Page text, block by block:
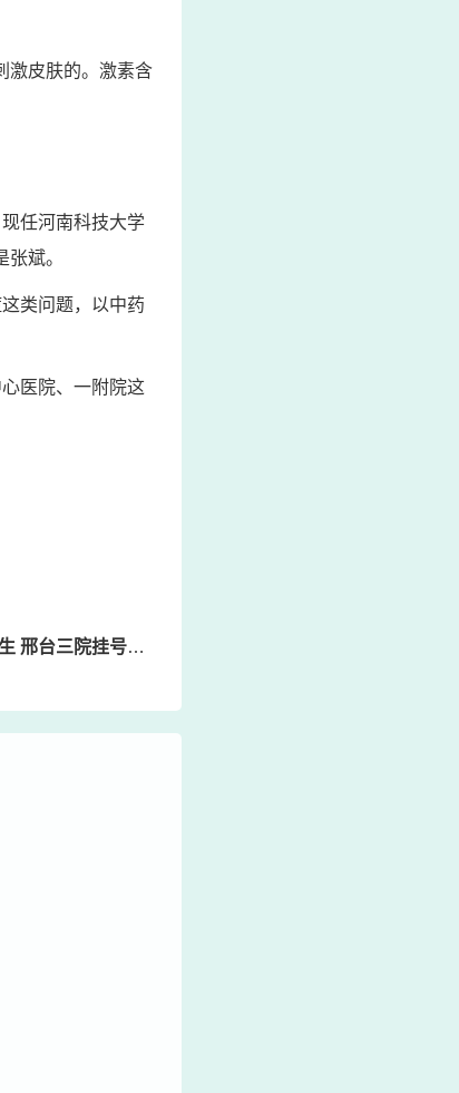
激皮肤的。激素含
任河南科技大学
斌。
类问题，以中药
医院、一附院这
台三院挂号电话